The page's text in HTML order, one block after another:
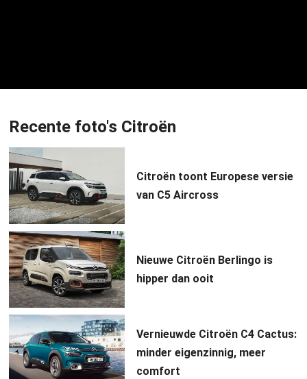
Recente foto's Citroën
Citroën toont Europese versie
van C5 Aircross
Nieuwe Citroën Berlingo is
hipper dan ooit
Vernieuwde Citroën C4 Cactus:
minder eigenzinnig, meer
comfort